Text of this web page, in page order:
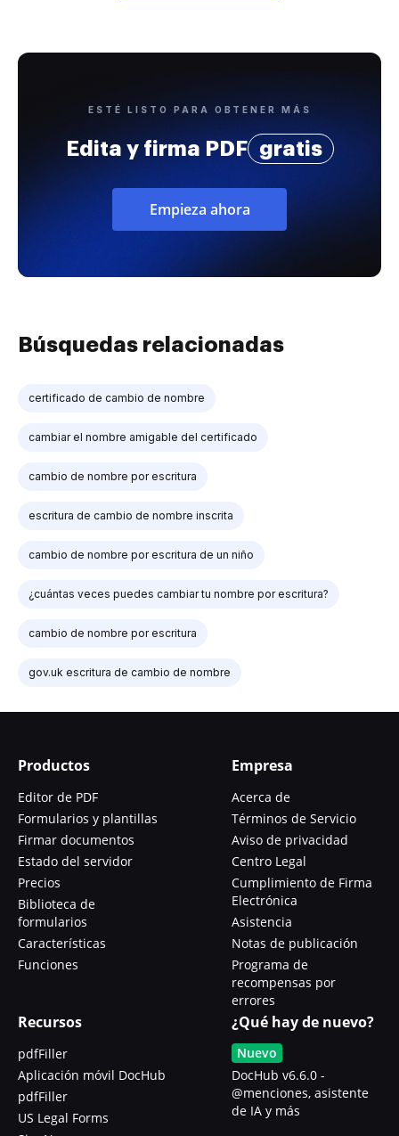
ESTÉ LISTO PARA OBTENER MÁS
Edita y firma PDF gratis
Empieza ahora
Búsquedas relacionadas
certificado de cambio de nombre
cambiar el nombre amigable del certificado
cambio de nombre por escritura
escritura de cambio de nombre inscrita
cambio de nombre por escritura de un niño
¿cuántas veces puedes cambiar tu nombre por escritura?
cambio de nombre por escritura
gov.uk escritura de cambio de nombre
Productos
Editor de PDF
Formularios y plantillas
Firmar documentos
Estado del servidor
Precios
Biblioteca de
formularios
Características
Funciones
Empresa
Acerca de
Términos de Servicio
Aviso de privacidad
Centro Legal
Cumplimiento de Firma
Electrónica
Asistencia
Notas de publicación
Programa de
recompensas por
errores
Recursos
pdfFiller
Aplicación móvil DocHub
pdfFiller
US Legal Forms
¿Qué hay de nuevo?
Nuevo
DocHub v6.6.0 -
@menciones, asistente
de IA y más